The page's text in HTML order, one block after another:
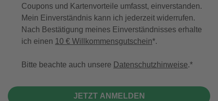
Coupons und Kartenvorteile umfasst, einverstanden.
Mein Einverständnis kann ich jederzeit widerrufen.
Nach Bestätigung meines Einverständnisses erhalte
ich einen 10 € Willkommensgutschein*.
Bitte beachte auch unsere Datenschutzhinweise.
JETZT ANMELDEN